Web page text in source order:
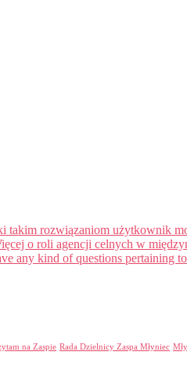
rozwiązaniom użytkownik
o roli agencji celnych w
any kind of questions pertaining
na Zaspie Rada Dzielnicy Zaspa Młyniec